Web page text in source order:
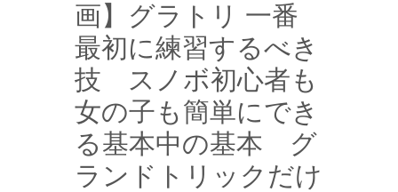
画】グラトリ 一番
最初に練習するべき
技 スノボ初心者も
女の子も簡単にでき
る基本中の基本 グ
ランドトリックだけ